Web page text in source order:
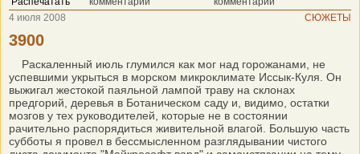
4 июля 2008
СЮЖЕТЫ
3900
Раскаленный июль глумился как мог над горожанами, не
успевшими укрыться в морском микроклимате Иссык-Куля. Он
выжигал жестокой паяльной лампой траву на склонах
предгорий, деревья в Ботаническом саду и, видимо, остатки
мозгов у тех руководителей, которые не в состоянии
рачительно распорядиться живительной влагой. Большую часть
субботы я провел в бессмысленном разглядывании чистого